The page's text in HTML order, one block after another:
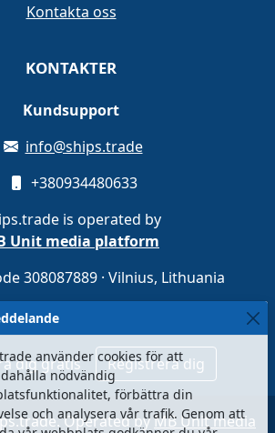
Kontakta oss
KONTAKTER
Kundsupport
info@ships.trade
+380934480633
is operated by
Unit media platform
308087889 · Vilnius, Lithuania
dig gratis Registrera dig
Operated byMB Unit media
använder cookies för att
nödvändig
förbättra din
och analysera vår trafik. Genom att